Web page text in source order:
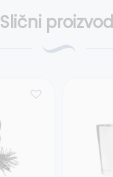
Slični